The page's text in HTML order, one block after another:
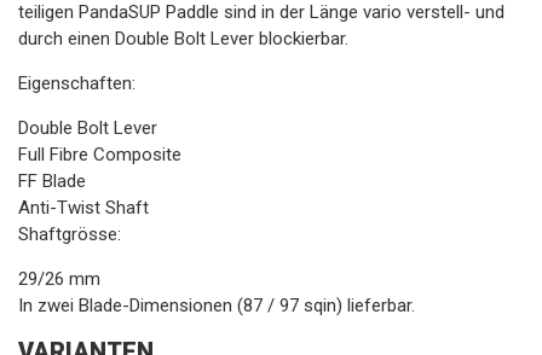
teiligen PandaSUP Paddle sind in der Länge vario verstell- und
durch einen Double Bolt Lever blockierbar.
Eigenschaften:
Double Bolt Lever
Full Fibre Composite
FF Blade
Anti-Twist Shaft
Shaftgrösse:
29/26 mm
In zwei Blade-Dimensionen (87 / 97 sqin) lieferbar.